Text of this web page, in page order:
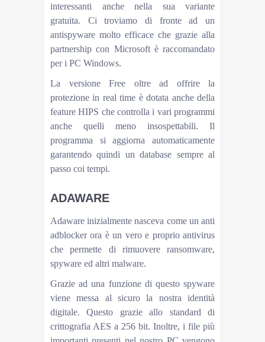
interessanti anche nella sua variante
gratuita. Ci troviamo di fronte ad un
antispyware molto efficace che grazie alla
partnership con Microsoft è raccomandato
per i PC Windows.
La versione Free oltre ad offrire la
protezione in real time è dotata anche della
feature HIPS che controlla i vari programmi
anche quelli meno insospettabili. Il
programma si aggiorna automaticamente
garantendo quindi un database sempre al
passo coi tempi.
ADAWARE
Adaware inizialmente nasceva come un anti
adblocker ora è un vero e proprio antivirus
che permette di rimuovere ransomware,
spyware ed altri malware.
Grazie ad una funzione di questo spyware
viene messa al sicuro la nostra identità
digitale. Questo grazie allo standard di
crittografia AES a 256 bit. Inoltre, i file più